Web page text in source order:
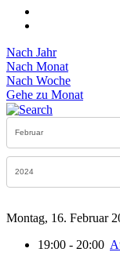
Nach Jahr
Nach Monat
Nach Woche
Gehe zu Monat
Montag, 16. Februar
19:00 - 20:00